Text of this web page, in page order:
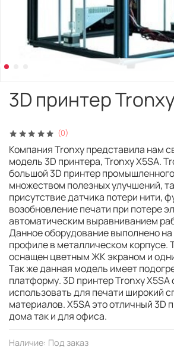
(0)
Наличие: Под заказ
3D принтер
Компания Tronxy представила нам
модель 3D принтера, Tronxy X5SA.
большой 3D принтер
множеством полезных улучшений,
присутствие датчика потери нити,
возобновление печати при потере
автоматическим выравниванием
Данное оборудование выполнено
профиле в металлическом корпусе.
оснащен цветным ЖК экраном и
Так же данная модель имеет
платформу. 3D принтер Tronxy X5SA
использовать для печати широкий
материалов. X5SA это отличный 3D
дома так и для офиса.